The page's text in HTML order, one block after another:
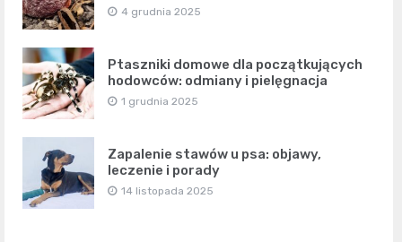
4 grudnia 2025
Ptaszniki domowe dla początkujących
hodowców: odmiany i pielęgnacja
1 grudnia 2025
Zapalenie stawów u psa: objawy,
leczenie i porady
14 listopada 2025